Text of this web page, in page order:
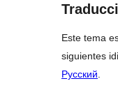
Este tema
siguientes
Русский.